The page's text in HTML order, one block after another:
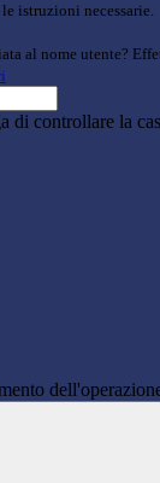
istruzioni necessarie.
al nome utente?
di controllare la